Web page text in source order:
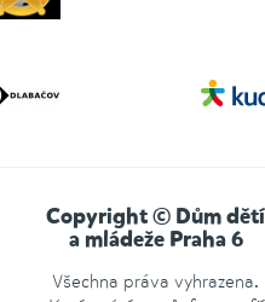
Copyright © Dům dětí
a mládeže Praha 6
Všechna práva vyhrazena.